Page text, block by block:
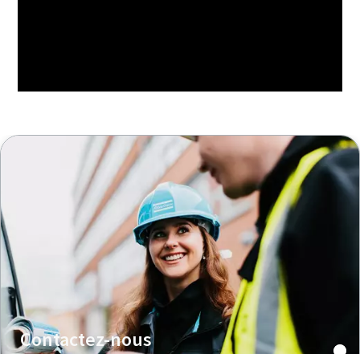
Contactez-nous